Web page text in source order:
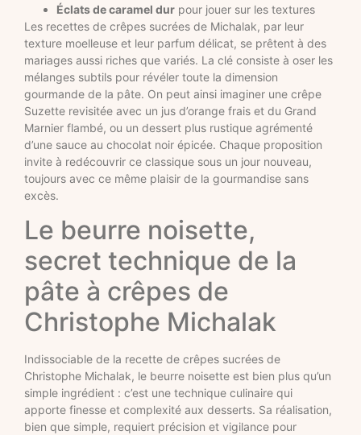
Éclats de caramel dur pour jouer sur les textures
Les recettes de crêpes sucrées de Michalak, par leur
texture moelleuse et leur parfum délicat, se prêtent à des
mariages aussi riches que variés. La clé consiste à oser les
mélanges subtils pour révéler toute la dimension
gourmande de la pâte. On peut ainsi imaginer une crêpe
Suzette revisitée avec un jus d’orange frais et du Grand
Marnier flambé, ou un dessert plus rustique agrémenté
d’une sauce au chocolat noir épicée. Chaque proposition
invite à redécouvrir ce classique sous un jour nouveau,
toujours avec ce même plaisir de la gourmandise sans
excès.
Le beurre noisette,
secret technique de la
pâte à crêpes de
Christophe Michalak
Indissociable de la recette de crêpes sucrées de
Christophe Michalak, le beurre noisette est bien plus qu’un
simple ingrédient : c’est une technique culinaire qui
apporte finesse et complexité aux desserts. Sa réalisation,
bien que simple, requiert précision et vigilance pour